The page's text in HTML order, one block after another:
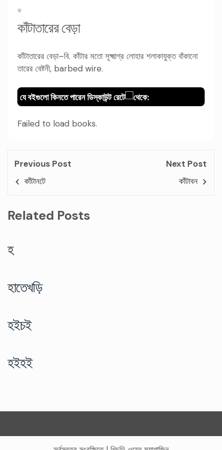
ক
কাঁটাতারের বেড়া
কাঁটাতারের বেড়া–বি. কাঁটার মতো সূক্ষ্মাগ্র লোহার শলাকাযুক্ত বাঁকানো
তারের বেষ্টনী, barbed wire.
যে বইগুলো কিনতে পারেন ডিস্কাউন্ট রেটে থেকে:
Failed to load books.
Previous Post
কাঁটানটে
Next Post
কাঁটাবন
Related Posts
হ
হাতেখড়ি
হইচই
হইহই